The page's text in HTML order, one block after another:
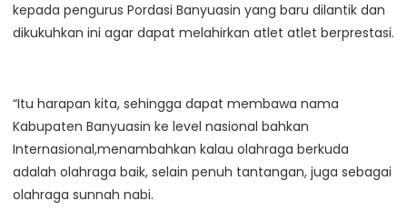
kepada pengurus Pordasi Banyuasin yang baru dilantik dan
dikukuhkan ini agar dapat melahirkan atlet atlet berprestasi.
“Itu harapan kita, sehingga dapat membawa nama
Kabupaten Banyuasin ke level nasional bahkan
Internasional,menambahkan kalau olahraga berkuda
adalah olahraga baik, selain penuh tantangan, juga sebagai
olahraga sunnah nabi.